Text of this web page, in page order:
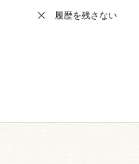
履歴を残さない